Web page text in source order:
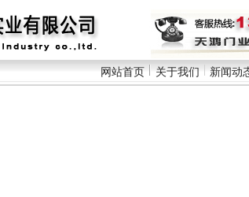
网站首页 关于我们 新闻动